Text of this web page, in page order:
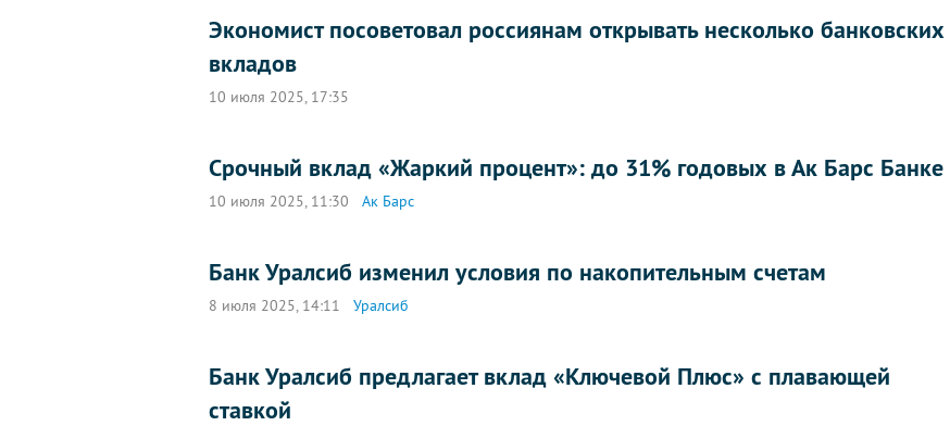
Экономист посоветовал россиянам открывать несколько банковских
вкладов
10 июля 2025, 17:35
Срочный вклад «Жаркий процент»: до 31% годовых в Ак Барс Банке
10 июля 2025, 11:30 Ак Барс
Банк Уралсиб изменил условия по накопительным счетам
8 июля 2025, 14:11 Уралсиб
Банк Уралсиб предлагает вклад «Ключевой Плюс» с плавающей
ставкой